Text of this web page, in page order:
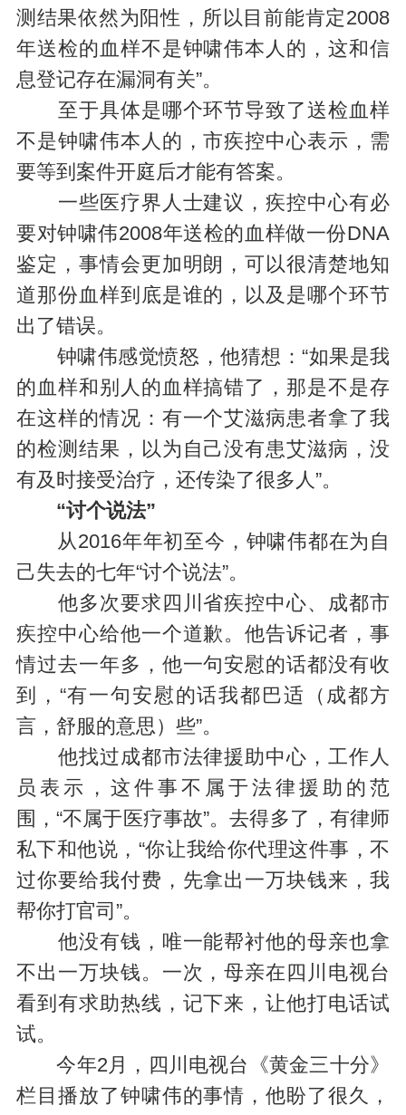
测结果依然为阳性，所以目前能肯定2008
年送检的血样不是钟啸伟本人的，这和信
息登记存在漏洞有关”。
至于具体是哪个环节导致了送检血样
不是钟啸伟本人的，市疾控中心表示，需
要等到案件开庭后才能有答案。
一些医疗界人士建议，疾控中心有必
要对钟啸伟2008年送检的血样做一份DNA
鉴定，事情会更加明朗，可以很清楚地知
道那份血样到底是谁的，以及是哪个环节
出了错误。
钟啸伟感觉愤怒，他猜想：“如果是我
的血样和别人的血样搞错了，那是不是存
在这样的情况：有一个艾滋病患者拿了我
的检测结果，以为自己没有患艾滋病，没
有及时接受治疗，还传染了很多人”。
“讨个说法”
从2016年年初至今，钟啸伟都在为自
己失去的七年“讨个说法”。
他多次要求四川省疾控中心、成都市
疾控中心给他一个道歉。他告诉记者，事
情过去一年多，他一句安慰的话都没有收
到，“有一句安慰的话我都巴适（成都方
言，舒服的意思）些”。
他找过成都市法律援助中心，工作人
员表示，这件事不属于法律援助的范
围，“不属于医疗事故”。去得多了，有律师
私下和他说，“你让我给你代理这件事，不
过你要给我付费，先拿出一万块钱来，我
帮你打官司”。
他没有钱，唯一能帮衬他的母亲也拿
不出一万块钱。一次，母亲在四川电视台
看到有求助热线，记下来，让他打电话试
试。
今年2月，四川电视台《黄金三十分》
栏目播放了钟啸伟的事情，他盼了很久，